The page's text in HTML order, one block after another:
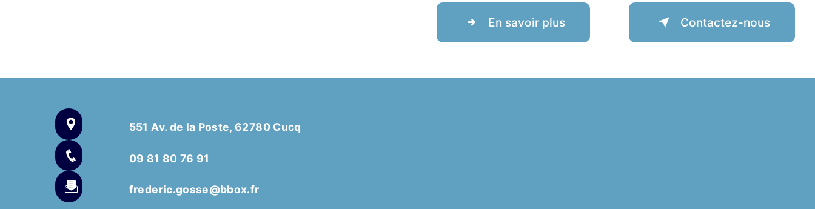
En savoir plus Contactez-nous
551 Av. de la Poste, 62780 Cucq
09 81 80 76 91
frederic.gosse@bbox.fr